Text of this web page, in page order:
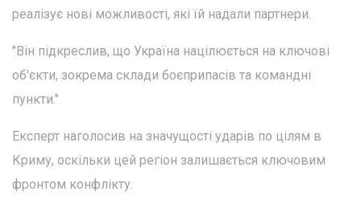
реалізує нові можливості, які їй надали партнери.
"Він підкреслив, що Україна націлюється на ключові
об'єкти, зокрема склади боєприпасів та командні
пункти."
Експерт наголосив на значущості ударів по цілям в
Криму, оскільки цей регіон залишається ключовим
фронтом конфлікту.